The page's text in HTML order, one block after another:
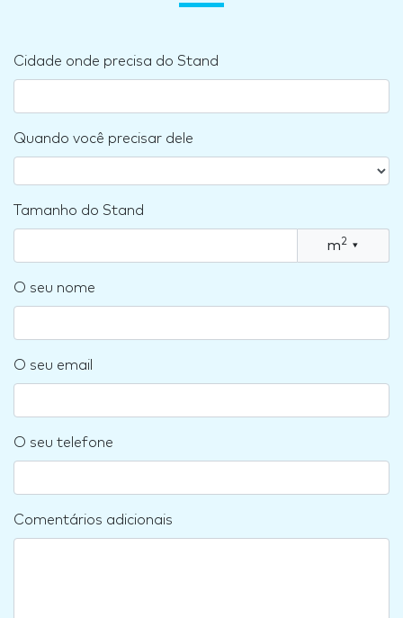
Cidade onde precisa do Stand
Quando você precisar dele
Tamanho do Stand
m2 ▾
O seu nome
O seu email
O seu telefone
Comentários adicionais